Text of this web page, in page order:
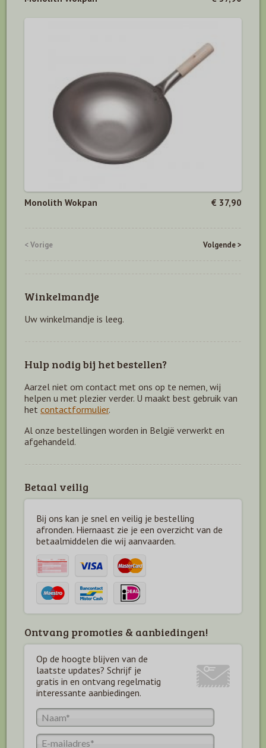
Monolith Wokpan € 37,90
< Vorige Volgende >
Winkelmandje
Uw winkelmandje is leeg.
Hulp nodig bij het bestellen?
Aarzel niet om contact met ons op te nemen, wij
helpen u met plezier verder. U maakt best gebruik van
het contactformulier.
Al onze bestellingen worden in België verwerkt en
afgehandeld.
Betaal veilig
Bij ons kan je snel en veilig je bestelling
afronden. Hiernaast zie je een overzicht van de
betaalmiddelen die wij aanvaarden.
Ontvang promoties & aanbiedingen!
Op de hoogte blijven van de
laatste updates? Schrijf je
gratis in en ontvang regelmatig
interessante aanbiedingen.